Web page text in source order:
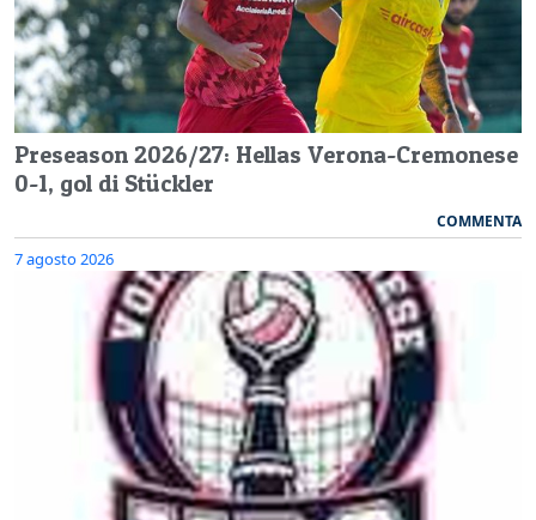
Preseason 2026/27: Hellas Verona-Cremonese
0-1, gol di Stückler
COMMENTA
7 agosto 2026